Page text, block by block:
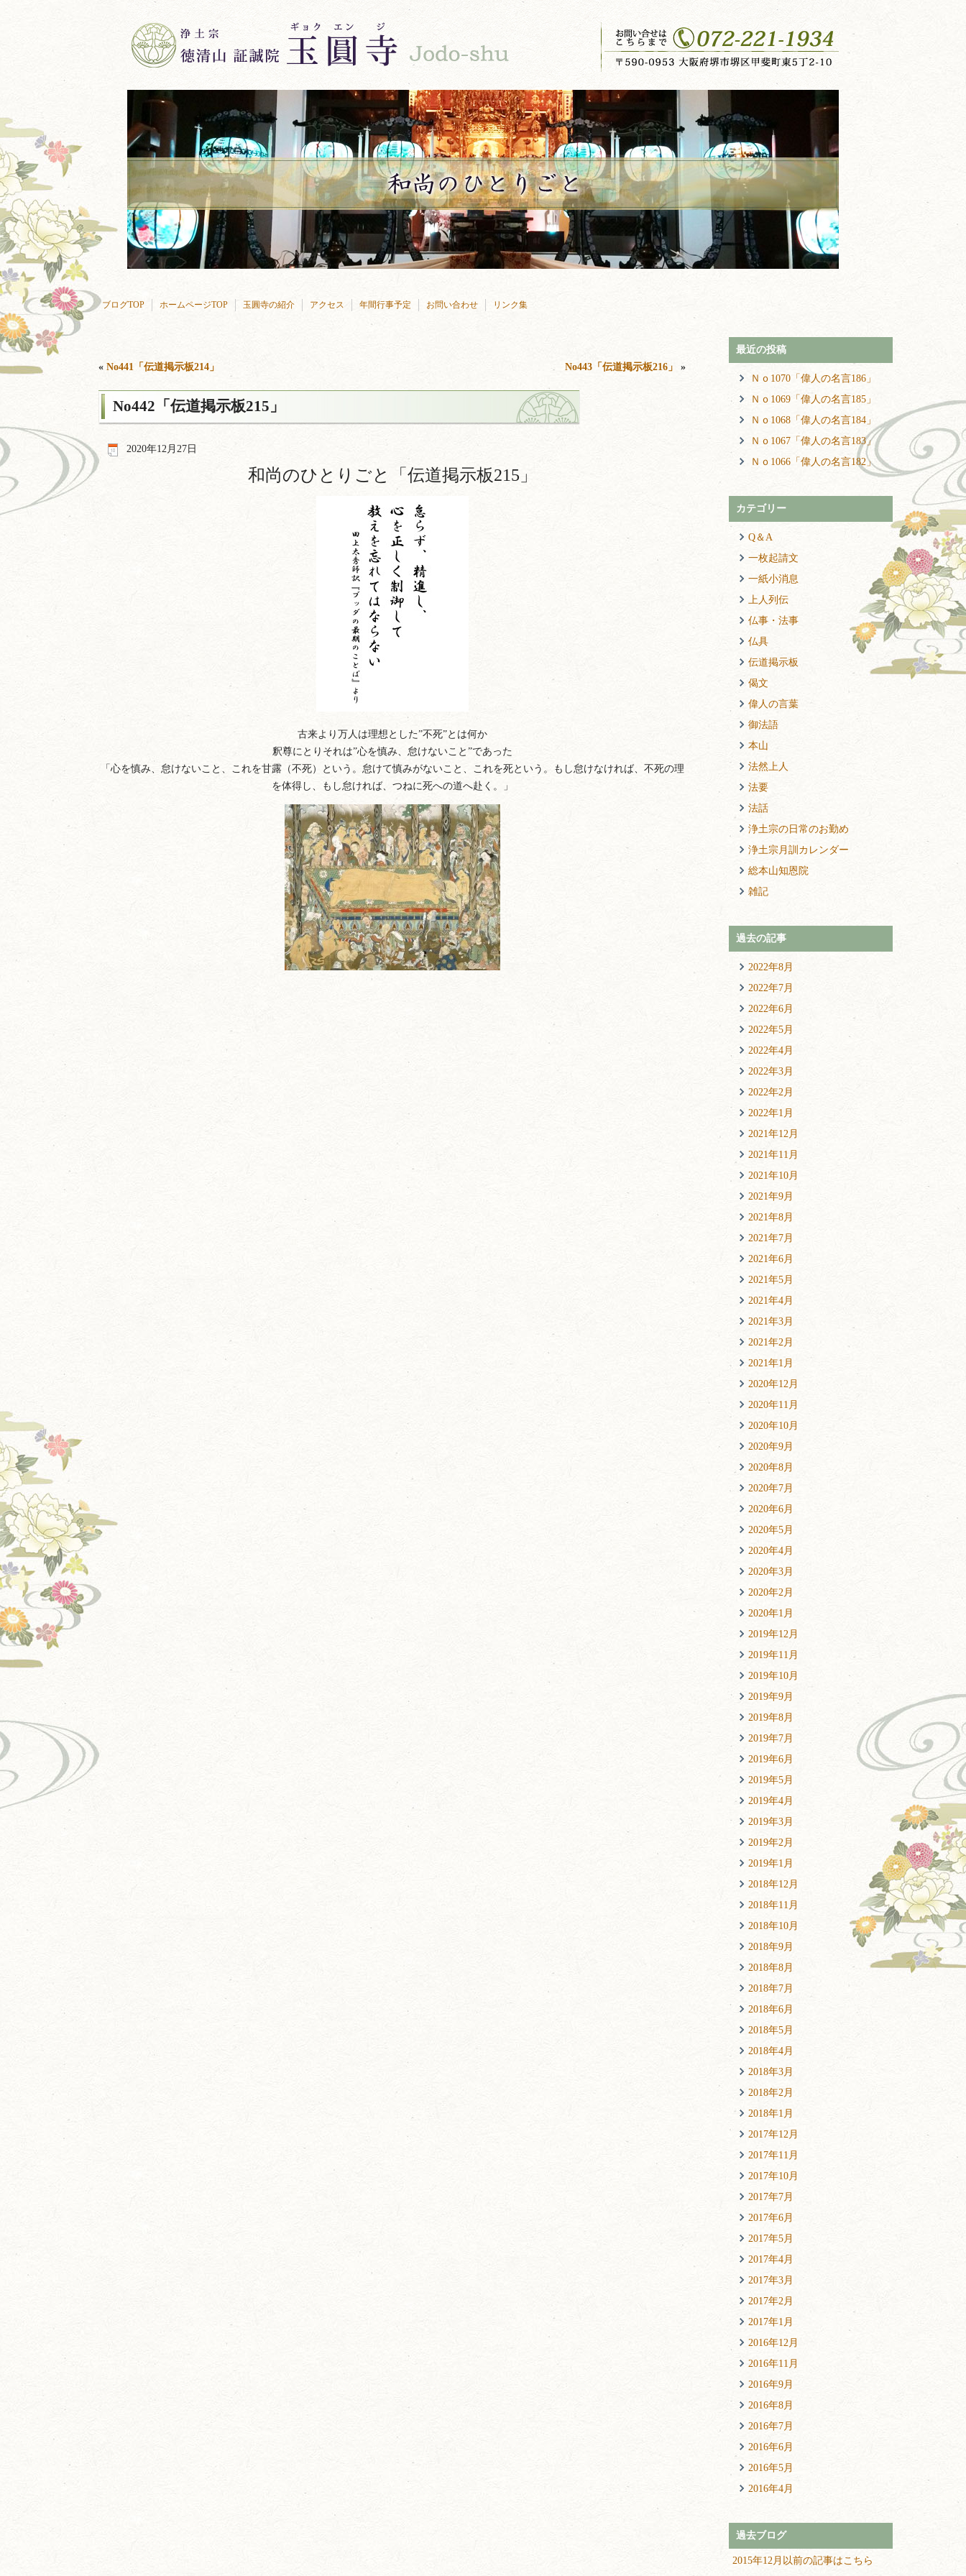
ブログTOP ホームページTOP 玉圓寺の紹介 アクセス 年間行事予定 お問い合わせ リンク集
« No441「伝道掲示板214」 No443「伝道掲示板216」 »
No442「伝道掲示板215」
2020年12月27日
和尚のひとりごと「伝道掲示板215」
古来より万人は理想とした”不死”とは何か
釈尊にとりそれは”心を慎み、怠けないこと”であった
「心を慎み、怠けないこと、これを甘露（不死）という。怠けて慎みがないこと、これを死という。もし怠けなければ、不死の理
を体得し、もし怠ければ、つねに死への道へ赴く。」
最近の投稿
Ｎｏ1070「偉人の名言186」
Ｎｏ1069「偉人の名言185」
Ｎｏ1068「偉人の名言184」
Ｎｏ1067「偉人の名言183」
Ｎｏ1066「偉人の名言182」
カテゴリー
Q＆A
一枚起請文
一紙小消息
上人列伝
仏事・法事
仏具
伝道掲示板
偈文
偉人の言葉
御法語
本山
法然上人
法要
法話
浄土宗の日常のお勤め
浄土宗月訓カレンダー
総本山知恩院
雑記
過去の記事
2022年8月
2022年7月
2022年6月
2022年5月
2022年4月
2022年3月
2022年2月
2022年1月
2021年12月
2021年11月
2021年10月
2021年9月
2021年8月
2021年7月
2021年6月
2021年5月
2021年4月
2021年3月
2021年2月
2021年1月
2020年12月
2020年11月
2020年10月
2020年9月
2020年8月
2020年7月
2020年6月
2020年5月
2020年4月
2020年3月
2020年2月
2020年1月
2019年12月
2019年11月
2019年10月
2019年9月
2019年8月
2019年7月
2019年6月
2019年5月
2019年4月
2019年3月
2019年2月
2019年1月
2018年12月
2018年11月
2018年10月
2018年9月
2018年8月
2018年7月
2018年6月
2018年5月
2018年4月
2018年3月
2018年2月
2018年1月
2017年12月
2017年11月
2017年10月
2017年7月
2017年6月
2017年5月
2017年4月
2017年3月
2017年2月
2017年1月
2016年12月
2016年11月
2016年9月
2016年8月
2016年7月
2016年6月
2016年5月
2016年4月
過去ブログ
2015年12月以前の記事はこちら